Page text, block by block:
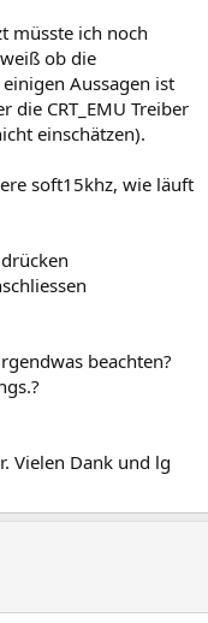
müsste ich noch
ob die
Aussagen ist
die CRT_EMU Treiber
einschätzen).
soft15khz, wie läuft
beachten?
Vielen Dank und lg